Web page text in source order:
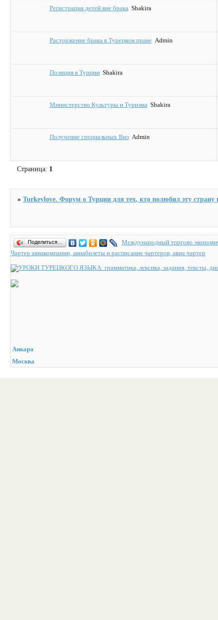
Регистрация детей вне брака Shakira
Расторжение брака в Турецком праве Admin
Полиция в Турции Shakira
Министерство Культуры и Туризма Shakira
Получение специальных Виз Admin
Страница: 1
»Turkeylove. Форум о Турции для тех, кто полюбил эту страну
Поделиться…
Международный торгово
Чартер авиакомпании, авиабилеты и расписание чартеров, авиа чартер
Анкара
Москва